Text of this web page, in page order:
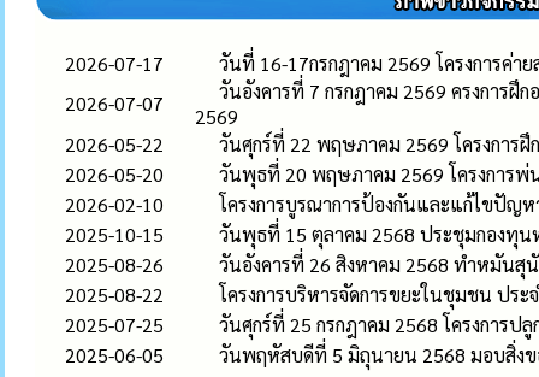
2026-07-17
วันที่ 16-17กรกฎาคม 2569 โครงการค่
2026-07-07
วันอังคารที่ 7 กรกฎาคม 2569 ครงการ
2569
2026-05-22
วันศุกร์ที่ 22 พฤษภาคม 2569 โครงการ
2026-05-20
วันพุธที่ 20 พฤษภาคม 2569 โครงการพ่
2026-02-10
โครงการบูรณาการป้องกันและแก้ไขปัญ
2025-10-15
วันพุธที่ 15 ตุลาคม 2568 ประชุมกองทุ
2025-08-26
วันอังคารที่ 26 สิงหาคม 2568 ทำหมันสุ
2025-08-22
โครงการบริหารจัดการขยะในชุมชน ปร
2025-07-25
วันศุกร์ที่ 25 กรกฎาคม 2568 โครงการ
2025-06-05
วันพฤหัสบดีที่ 5 มิถุนายน 2568 มอบสิ่งข